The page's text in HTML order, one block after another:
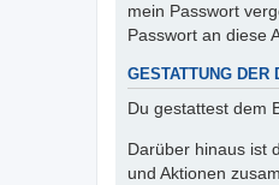
mein Passwort
Passwort an diese
GESTATTUNG DER
Du gestattest dem
Darüber hinaus ist
und Aktionen